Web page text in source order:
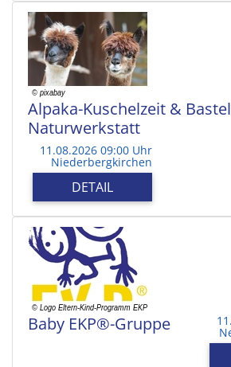
Alpaka-Kuschelzeit &
Naturwerkstatt
11.08.2026 09:00 Uhr
Niederbergkirchen
DETAIL
Baby EKP®-Gruppe